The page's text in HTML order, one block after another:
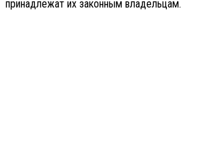
принадлежат их законным владельцам.